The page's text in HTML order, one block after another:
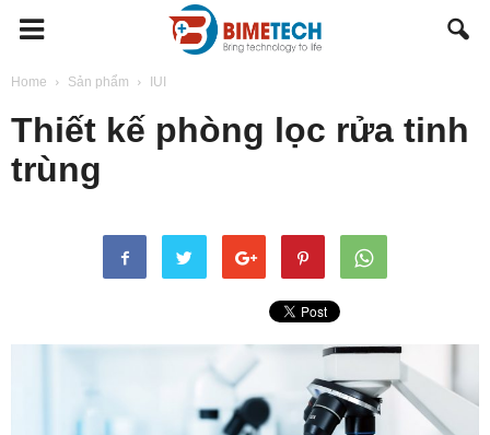
BIMETECH
Home Sản phẩm IUI
Thiết kế phòng lọc rửa tinh
trùng